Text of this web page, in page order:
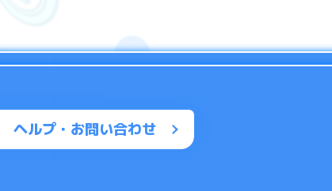
ヘルプ・お問い合わせ